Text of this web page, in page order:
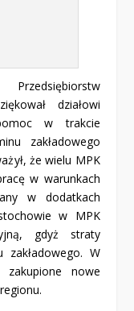
działowi
w trakcie
zakładowego
że wielu MPK
w warunkach
w dodatkach
w MPK
gdyż straty
zakładowego. W
nowe